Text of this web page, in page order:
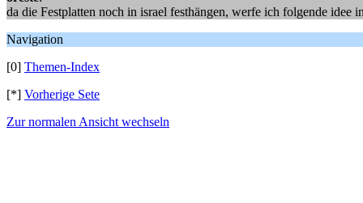
da die Festplatten noch in israel festhängen, werfe ich folgende
Navigation
[0] Themen-Index
[*] Vorherige Sete
Zur normalen Ansicht wechseln